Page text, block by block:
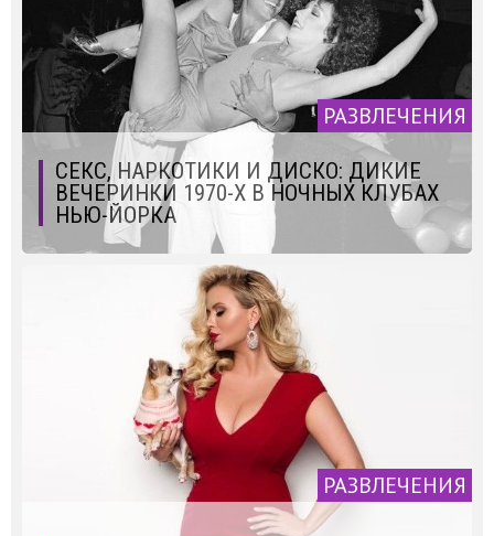
РАЗВЛЕЧЕНИЯ
СЕКС, НАРКОТИКИ И ДИСКО: ДИКИЕ
ВЕЧЕРИНКИ 1970-Х В НОЧНЫХ КЛУБАХ
НЬЮ-ЙОРКА
РАЗВЛЕЧЕНИЯ